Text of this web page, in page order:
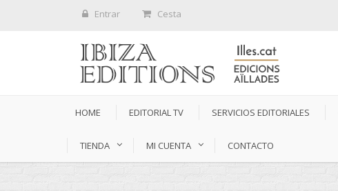
Entrar Cesta
HOME EDITORIAL TV SERVICIOS EDITORIALES
TIENDA MI CUENTA CONTACTO